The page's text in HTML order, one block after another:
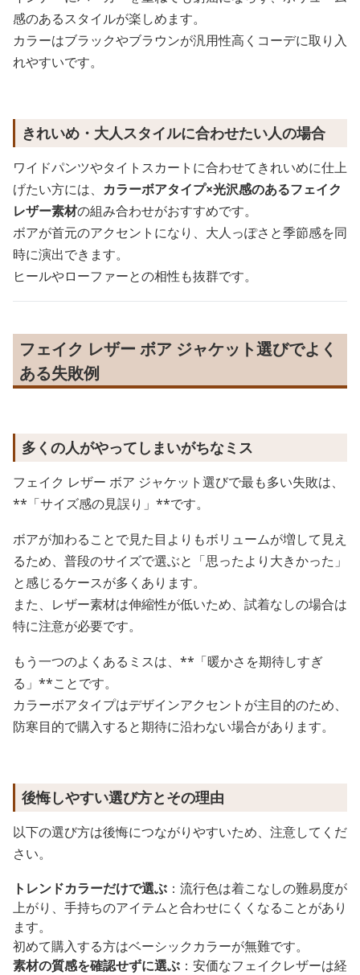
感のあるスタイルが楽しめます。
カラーはブラックやブラウンが汎用性高くコーデに取り入
れやすいです。
きれいめ・大人スタイルに合わせたい人の場合
ワイドパンツやタイトスカートに合わせてきれいめに仕上
げたい方には、 カラーボアタイプ×光沢感のあるフェイク
レザー素材の組み合わせがおすすめです。
ボアが首元のアクセントになり、大人っぽさと季節感を同
時に演出できます。
ヒールやローファーとの相性も抜群です。
フェイク レザー ボア ジャケット選びでよく
ある失敗例
多くの人がやってしまいがちなミス
フェイク レザー ボア ジャケット選びで最も多い失敗は、
**「サイズ感の見誤り」**です。
ボアが加わることで見た目よりもボリュームが増して見え
るため、普段のサイズで選ぶと「思ったより大きかった」
と感じるケースが多くあります。
また、レザー素材は伸縮性が低いため、試着なしの場合は
特に注意が必要です。
もう一つのよくあるミスは、**「暖かさを期待しすぎ
る」**ことです。
カラーボアタイプはデザインアクセントが主目的のため、
防寒目的で購入すると期待に沿わない場合があります。
後悔しやすい選び方とその理由
以下の選び方は後悔につながりやすいため、注意してくだ
さい。
トレンドカラーだけで選ぶ ：流行色は着こなしの難易度が
上がり、手持ちのアイテムと合わせにくくなることがあり
ます。
初めて購入する方はベーシックカラーが無難です。
素材の質感を確認せずに選ぶ ：安価なフェイクレザーは経